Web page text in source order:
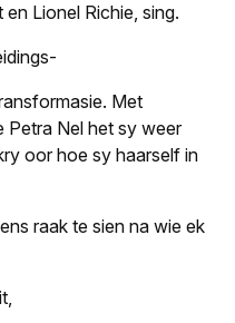
Lionel Richie, sing.
Met
Petra Nel het sy weer
oor hoe sy haarself in
raak te sien na wie ek